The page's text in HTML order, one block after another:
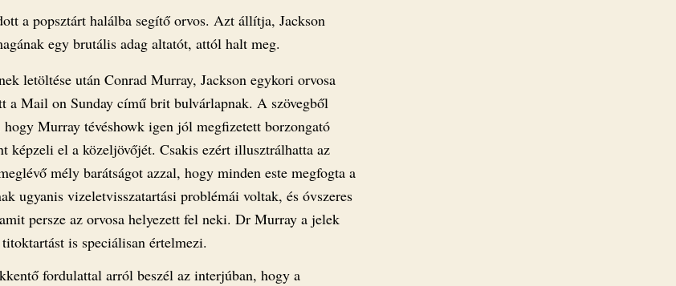
a popsztárt halálba segítő orvos. Azt állítja, Jackson
egy brutális adag altatót, attól halt meg.
letöltése után Conrad Murray, Jackson egykori orvosa
a Mail on Sunday című brit bulvárlapnak. A szövegből
Murray tévéshowk igen jól megfizetett borzongató
képzeli el a közeljövőjét. Csakis ezért illusztrálhatta az
mély barátságot azzal, hogy minden este megfogta a
ugyanis vizeletvisszatartási problémái voltak, és óvszeres
persze az orvosa helyezett fel neki. Dr Murray a jelek
is speciálisan értelmezi.
fordulattal arról beszél az interjúban, hogy a